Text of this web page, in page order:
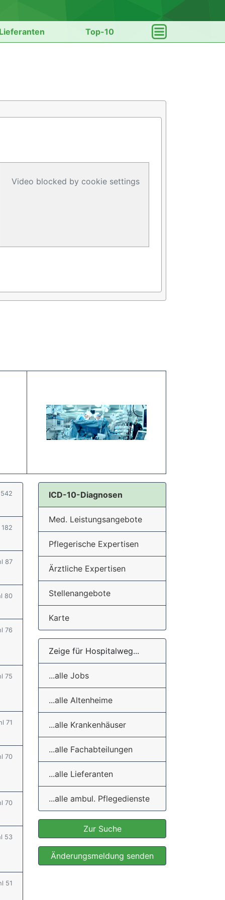
Lieferanten Top-10
Video blocked by cookie settings
87
80
76
75
71
70
70
53
51
ICD-10-Diagnosen
Med. Leistungsangebote
Pflegerische Expertisen
Ärztliche Expertisen
Stellenangebote
Karte
Zeige für Hospitalweg...
...alle Jobs
...alle Altenheime
...alle Krankenhäuser
...alle Fachabteilungen
...alle Lieferanten
...alle ambul. Pflegedienste
Zur Suche
Änderungsmeldung senden